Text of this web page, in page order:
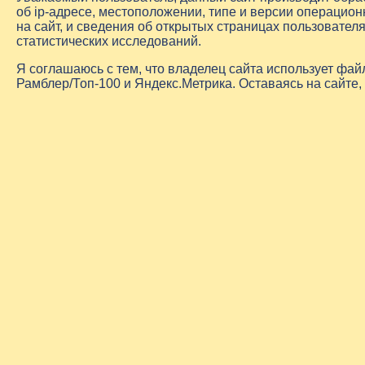
об ip-адресе, местоположении, типе и версии
на сайт, и сведения об открытых страницах
статистических исследований.
Я соглашаюсь с тем, что владелец сайта использует
Рамблер/Топ-100 и Яндекс.Метрика. Оставаясь на